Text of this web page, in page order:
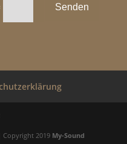
Senden
2019 My-Sound